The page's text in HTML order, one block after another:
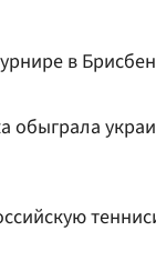
в
обыграла